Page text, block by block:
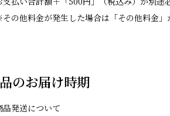
の他料金が発生した場合は「その他料金」
のお届け時期
発送について